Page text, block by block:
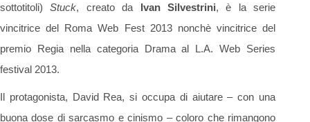
sottotitoli)Stuck, creato da Ivan Silvestrini, è la serie
vincitrice del Roma Web Fest 2013 nonchè vincitrice del
premio Regia nella categoria Drama al L.A. Web Series
festival 2013.
Il protagonista, David Rea, si occupa di aiutare – con una
buona dose di sarcasmo e cinismo – coloro che rimangono